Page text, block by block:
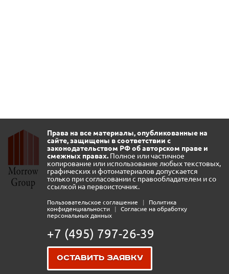
Права на все материалы, опубликованные на
сайте, защищены в соответствии с
законодательством РФ об авторском праве и
смежных правах. Полное или частичное
копирование или использование любых текстовых,
графических и фотоматериалов допускается
только при согласовании с правообладателем и со
ссылкой на первоисточник.
Пользовательское соглашение |
Политика
конфиденциальности
|
Согласие на обработку
персональных данных
+7 (495) 797-26-39
Оставить заявку